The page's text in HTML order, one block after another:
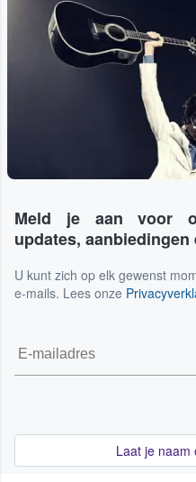
Meld je aan voor
updates,
U kunt zich op elk gewenst
e-mails. Lees onze
Laat je naam